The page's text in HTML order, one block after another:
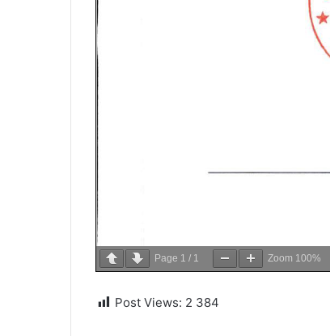
Page 1 / 1 Zoom 100%
Post Views: 2 384